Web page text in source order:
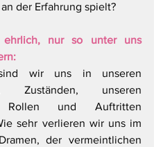
der Erfahrung spielt?
ehrlich, nur so unter uns
wir uns in unseren
Zuständen, unseren
sehr verlieren wir uns im
der vermeintlichen